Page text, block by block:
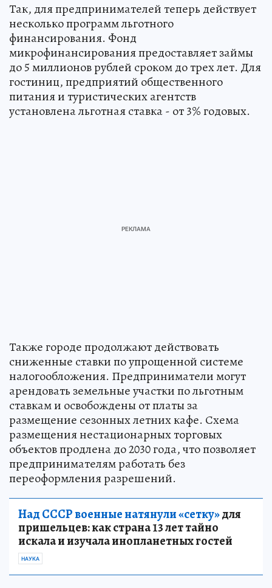
Так, для предпринимателей теперь действует
несколько программ льготного
финансирования. Фонд
микрофинансирования предоставляет займы
до 5 миллионов рублей сроком до трех лет. Для
гостиниц, предприятий общественного
питания и туристических агентств
установлена льготная ставка - от 3% годовых.
Также городе продолжают действовать
сниженные ставки по упрощенной системе
налогообложения. Предприниматели могут
арендовать земельные участки по льготным
ставкам и освобождены от платы за
размещение сезонных летних кафе. Схема
размещения нестационарных торговых
объектов продлена до 2030 года, что позволяет
предпринимателям работать без
переоформления разрешений.
Над СССР военные натянули «сетку»для
пришельцев: как страна 13 лет тайно
искала и изучала инопланетных гостей
НАУКА